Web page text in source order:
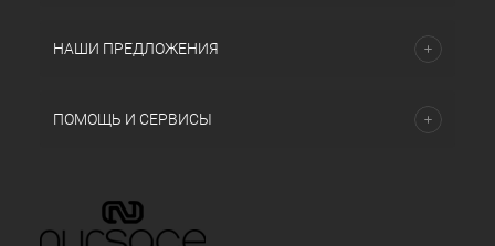
НАШИ ПРЕДЛОЖЕНИЯ
ПОМОЩЬ И СЕРВИСЫ